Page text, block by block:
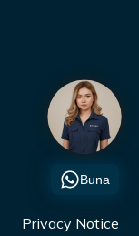
Privacy Notice
Buna